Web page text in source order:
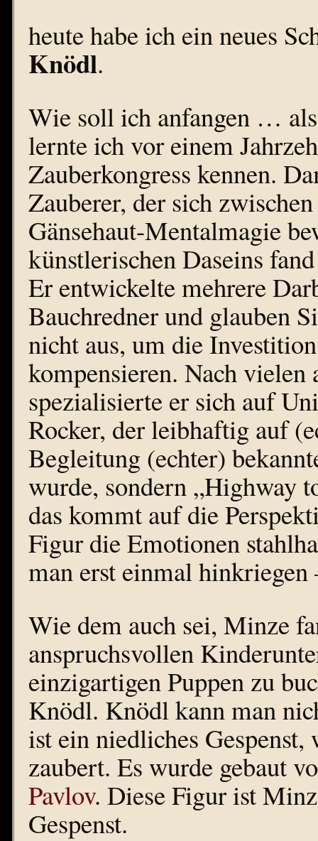
heute habe ich ein neues
Knödl.
Wie soll ich anfangen …
lernte ich vor einem
Zauberkongress kennen.
Zauberer, der sich
Gänsehaut-Mentalmagie
künstlerischen Daseins
Er entwickelte mehrere
Bauchredner und glauben
nicht aus, um die
kompensieren. Nach vielen
spezialisierte er sich auf
Rocker, der leibhaftig auf
Begleitung (echter)
wurde, sondern „Highway
das kommt auf die
Figur die Emotionen
man erst einmal hinkriegen
Wie dem auch sei, Minze
anspruchsvollen
einzigartigen Puppen zu
Knödl. Knödl kann man
ist ein niedliches
zaubert. Es wurde gebaut
Pavlov. Diese Figur ist
Gespenst.